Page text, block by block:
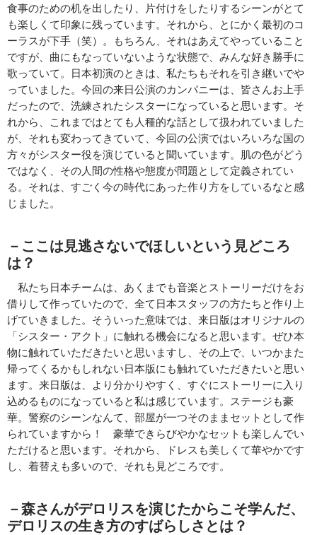
食事のための机を出したり、片付けをしたりするシーンがとて
も楽しくて印象に残っています。それから、とにかく最初のコ
ーラスが下手（笑）。もちろん、それはあえてやっていること
ですが、曲にもなっていないような状態で、みんな好き勝手に
歌っていて。日本初演のときは、私たちもそれを引き継いでや
っていました。今回の来日公演のカンパニーは、皆さんお上手
だったので、洗練されたシスターになっていると思います。そ
れから、これまではとても人種的な話として扱われていました
が、それも変わってきていて、今回の公演ではいろいろな国の
方々がシスター役を演じていると聞いています。肌の色がどう
ではなく、その人間の性格や態度が問題として定義されてい
る。それは、すごく今の時代にあった作り方をしているなと感
じました。
－ここは見逃さないでほしいという見どころ
は？
私たち日本チームは、あくまでも音楽とストーリーだけをお
借りして作っていたので、全て日本スタッフの方たちと作り上
げていきました。そういった意味では、来日版はオリジナルの
「シスター・アクト」に触れる機会になると思います。ぜひ本
物に触れていただきたいと思いますし、その上で、いつかまた
帰ってくるかもしれない日本版にも触れていただきたいと思い
ます。来日版は、より分かりやすく、すぐにストーリーに入り
込めるものになっていると私は感じています。ステージも豪
華。警察のシーンなんて、部屋が一つそのままセットとして作
られていますから！ 豪華できらびやかなセットも楽しんでい
ただけると思います。それから、ドレスも美しくて華やかです
し、着替えも多いので、それも見どころです。
－森さんがデロリスを演じたからこそ学んだ、
デロリスの生き方のすばらしさとは？